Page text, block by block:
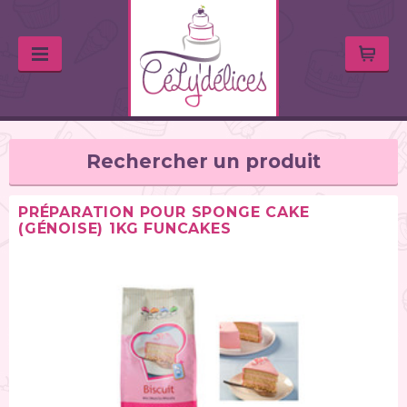
Rechercher un produit
Colorants alimentaires (67)
Feutres alimentaires (11)
Peintures alimentaires (38)
Chocolats / Candy Melts (36)
Colles comestibles (2)
PRÉPARATION POUR SPONGE CAKE
(GÉNOISE) 1KG FUNCAKES